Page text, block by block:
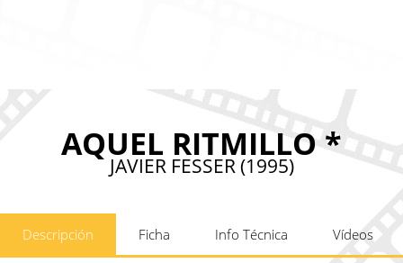
AQUEL RITMILLO *
JAVIER FESSER (1995)
Descripción Ficha Info Técnica Vídeos